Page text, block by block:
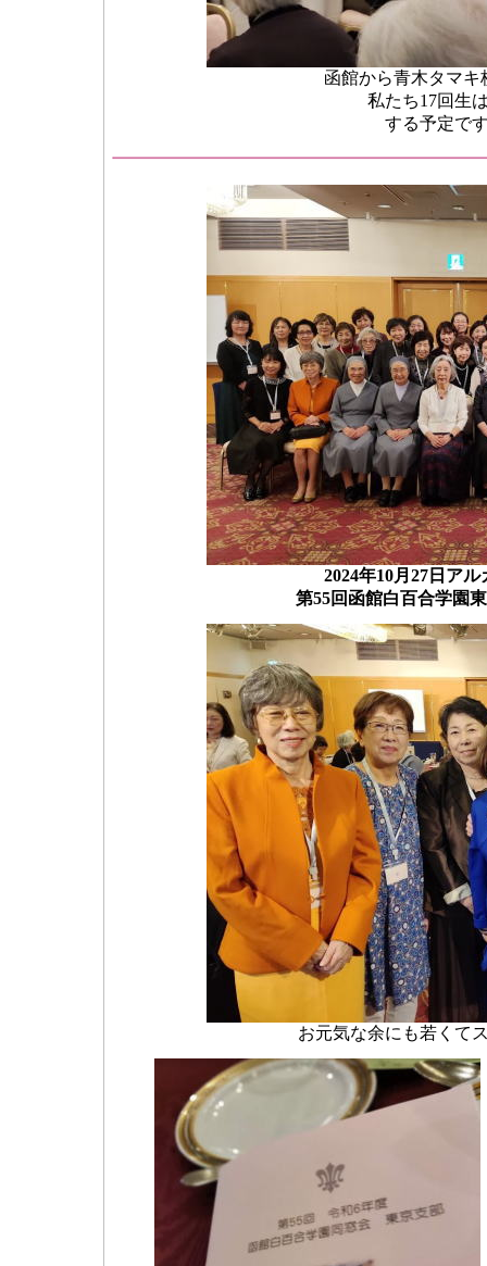
函館から青木タマ
私たち17回生
する予定で
2024年10月27日ア
第55回函館白百合学園
お元気な余にも若くて